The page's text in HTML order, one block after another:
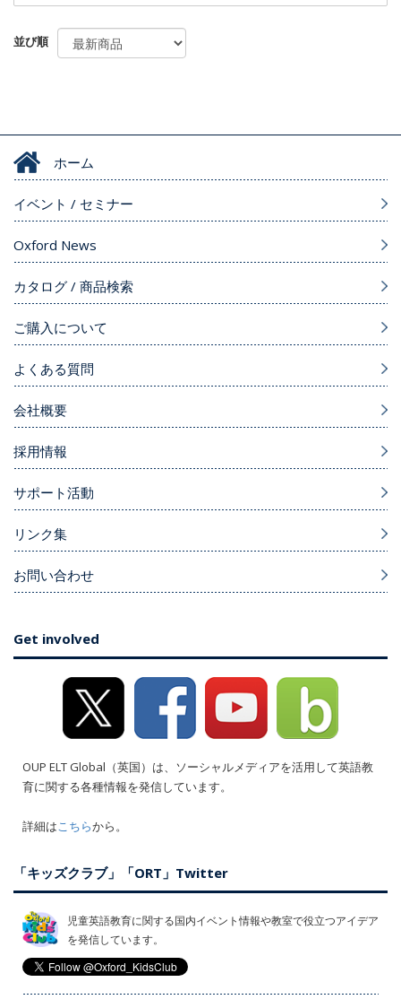
並び順
ホーム
イベント / セミナー
Oxford News
カタログ / 商品検索
ご購入について
よくある質問
会社概要
採用情報
サポート活動
リンク集
お問い合わせ
Get involved
OUP ELT Global（英国）は、ソーシャルメディアを活用して英語教
育に関する各種情報を発信しています。
詳細はこちらから。
「キッズクラブ」「ORT」Twitter
児童英語教育に関する国内イベント情報や教室で役立つアイデア
を発信しています。